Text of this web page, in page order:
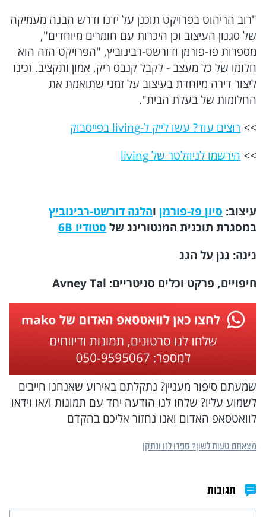
"רוב הריהוט בפרויקט תוכנן על ידנו ודרש הבנה מעמיקה
של סגנון העיצוב וכן היכרות עם חומרים מיוחדים",
מספרות פז-פורמן ודורשט-רבינוביץ, "הפרויקט הזה הוא
חלומו של כל מעצב - לקבל קנבס ריק, אמון ותקציב. זכינו
ליצור דירה מיוחדת בעיצוב על זמני שתואמת את
החלומות של בעלת הבית".
>> רוצים עוד? עשו לייק ל-living בפייסבוק
>> הירשמו לניוזלטר של living
עיצוב: סיון פז-פורמןוהלנה דורשט-רבינוביץ
במסגרת תוכנית המנטורינג של סטודיו 6B
גינה: גנן על הגג
חיפויים, פרקט וכלים סניטריים: Avney Tal
שמעתם סיפור מעניין? נתקלתם באירוע שאנחנו חייבים
לשמוע עליו? שלחו לנו הודעה יחד עם תמונות ו/או וידאו
לוואטסאפ האדום ואנו נחזור אליכם בהקדם
מצאתם טעות לשון? ספרו לנו ונתקן
תגובות